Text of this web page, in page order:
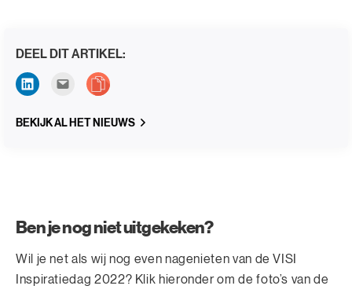
DEEL DIT ARTIKEL:
BEKIJK AL HET NIEUWS
Ben je nog niet uitgekeken?
Wil je net als wij nog even nagenieten van de VISI
Inspiratiedag 2022? Klik hieronder om de foto’s van de